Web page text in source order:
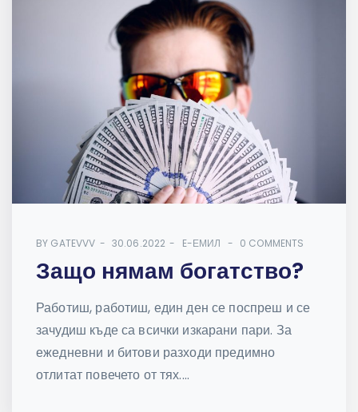
BY GATEVVV 30.06.2022 E-ЕМИЛ 0 COMMENTS
Защо нямам богатство?
Работиш, работиш, един ден се поспреш и се
зачудиш къде са всички изкарани пари. За
ежедневни и битови разходи предимно
отлитат повечето от тях....